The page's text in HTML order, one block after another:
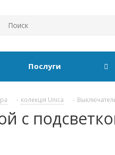
Послуги
- колекція Unica -
с